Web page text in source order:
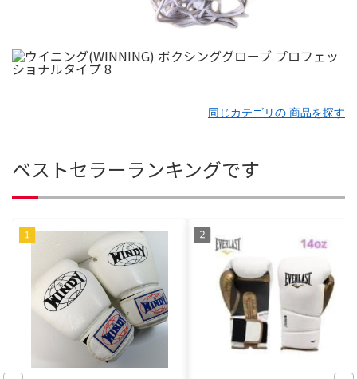
同じカテゴリの 商品を探す
ベストセラーランキングです